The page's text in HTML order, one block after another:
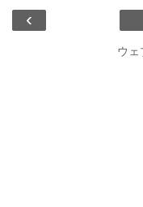
‹
ウェ